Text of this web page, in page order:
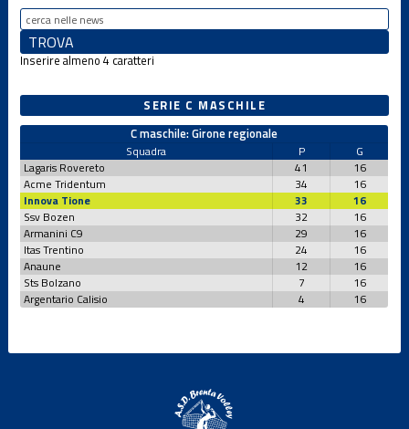
Inserire almeno 4 caratteri
SERIE C MASCHILE
C maschile: Girone regionale
Squadra P
G
Lagaris Rovereto
41
16
Acme Tridentum
34
16
Innova Tione
33
16
Ssv Bozen
32
16
Armanini C9
29
16
Itas Trentino
24
16
Anaune
12
16
Sts Bolzano
7
16
Argentario Calisio
4 16